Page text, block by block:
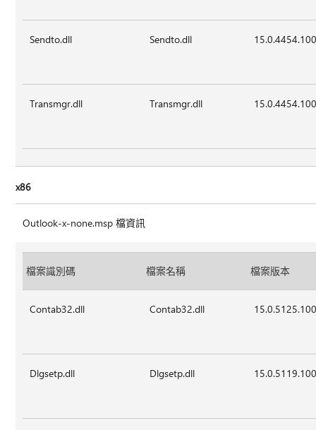
Sendto.dll Sendto.dll
Transmgr.dll Transmgr.dll
x86
Outlook-x-none.msp 檔資訊
檔案識別碼 檔案名稱 檔案版本
Contab32.dll Contab32.dll
Dlgsetp.dll Dlgsetp.dll